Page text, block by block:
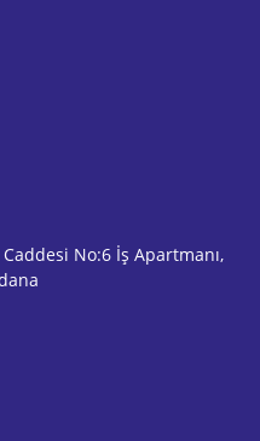
No:6 İş Apartmanı,